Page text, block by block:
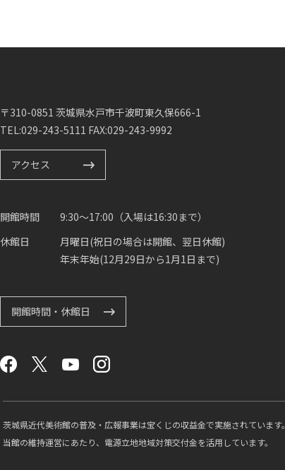
〒310-0851 茨城県水戸市千波町東久保666-1
TEL:029-243-5111 FAX:029-243-9992
アクセス
開館時間
9:30～17:00（入場は16:30まで）
休館日
月曜日(祝日の場合は開館、翌日休館)
年末年始(12月29日から1月1日まで)
開館時間・休館日
茨城県近代美術館の普及・広報事業は宝くじの収益金で実施されています。
当館の維持運営にあたり、電源立地地域対策交付金を活用しています。